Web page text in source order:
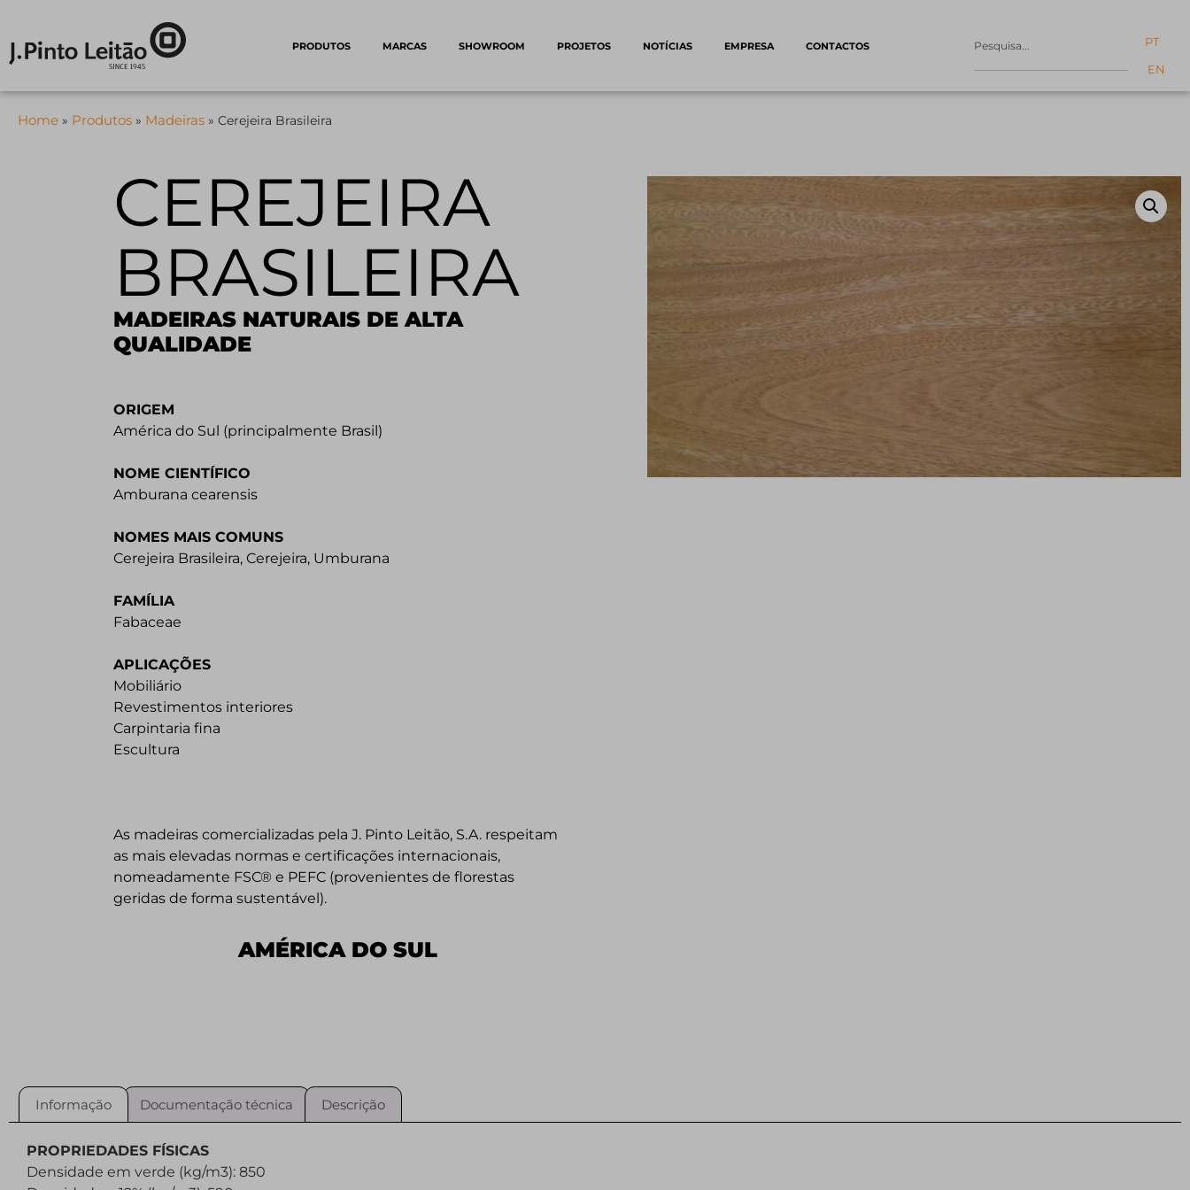
PRODUTOS MARCAS SHOWROOM PROJETOS NOTÍCIAS EMPRESA CONTACTOS
PT
EN
Home » Produtos » Madeiras » Cerejeira Brasileira
CEREJEIRA
BRASILEIRA
MADEIRAS NATURAIS DE ALTA
QUALIDADE
ORIGEM
América do Sul (principalmente Brasil)
NOME CIENTÍFICO
Amburana cearensis
NOMES MAIS COMUNS
Cerejeira Brasileira, Cerejeira, Umburana
FAMÍLIA
Fabaceae
APLICAÇÕES
Mobiliário
Revestimentos interiores
Carpintaria fina
Escultura
As madeiras comercializadas pela J. Pinto Leitão, S.A. respeitam
as mais elevadas normas e certificações internacionais,
nomeadamente FSC® e PEFC (provenientes de florestas
geridas de forma sustentável).
AMÉRICA DO SUL
Informação Documentação técnica Descrição
PROPRIEDADES FÍSICAS
Densidade em verde (kg/m3): 850